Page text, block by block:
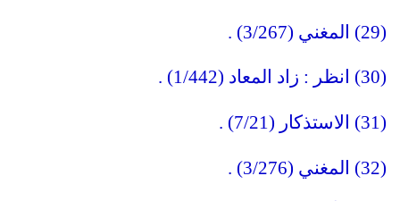
(29) المغني (3/267) .
(30) انظر : زاد المعاد (1/442) .
(31) الاستذكار (7/21) .
(32) المغني (3/276) .